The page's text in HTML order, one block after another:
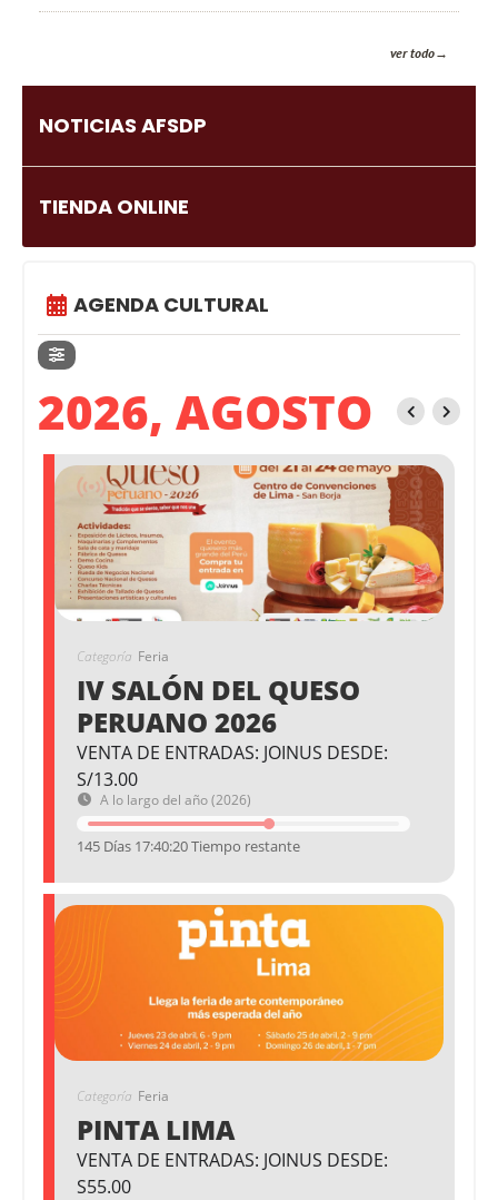
ver todo
NOTICIAS AFSDP
TIENDA ONLINE
AGENDA CULTURAL
2026, AGOSTO
Categoría Feria
IV SALÓN DEL QUESO
PERUANO 2026
VENTA DE ENTRADAS: JOINUS DESDE:
S/13.00
A lo largo del año (2026)
145 Días 17:40:19 Tiempo restante
Categoría Feria
PINTA LIMA
VENTA DE ENTRADAS: JOINUS DESDE:
S55.00